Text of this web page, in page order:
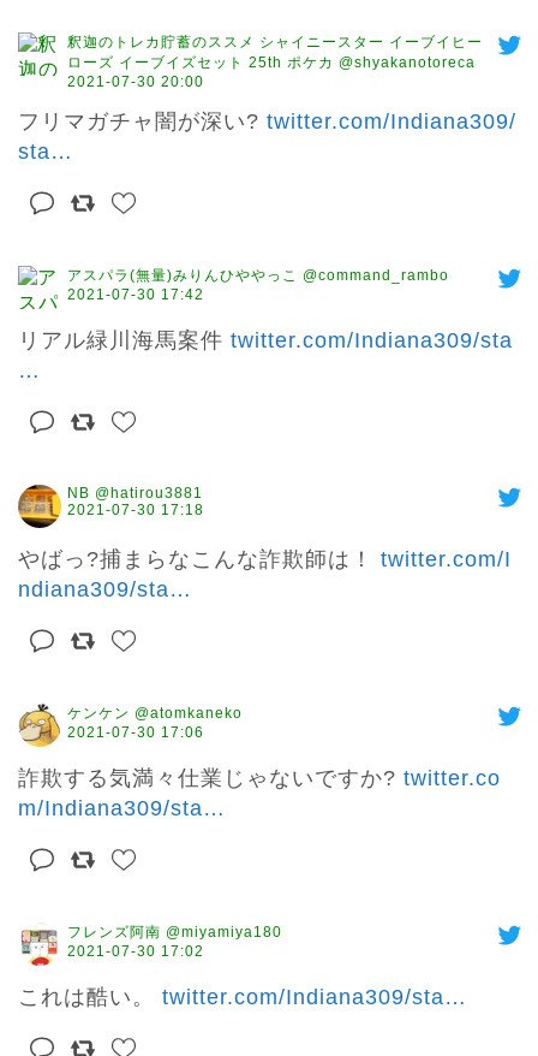
釈迦のトレカ貯蓄のススメ シャイニースター イーブイヒー
ローズ イーブイズセット 25th ポケカ @shyakanotoreca
2021-07-30 20:00
フリマガチャ闇が深い? twitter.com/Indiana309/
sta…
アスパラ(無量)みりんひややっこ @command_rambo
2021-07-30 17:42
リアル緑川海馬案件 twitter.com/Indiana309/sta
…
NB @hatirou3881
2021-07-30 17:18
やばっ?捕まらなこんな詐欺師は！ twitter.com/I
ndiana309/sta…
ケンケン @atomkaneko
2021-07-30 17:06
詐欺する気満々仕業じゃないですか? twitter.co
m/Indiana309/sta…
フレンズ阿南 @miyamiya180
2021-07-30 17:02
これは酷い。 twitter.com/Indiana309/sta…